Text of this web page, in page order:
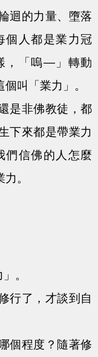
迴的力量、墮落
個人都是業力冠
，「嗚—」轉動
叫「業力」。
非佛教徒，都
下來都是帶業力
們信佛的人怎麼
。
。
了，才談到自
程度？隨著修